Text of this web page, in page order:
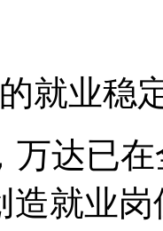
就业稳
万达已
造就业